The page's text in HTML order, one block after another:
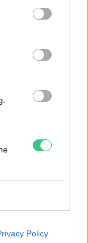
Policy
mivel
a